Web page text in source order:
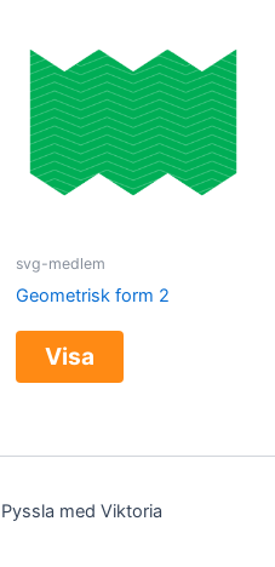
svg-medlem
Geometrisk form 2
Visa
med Viktoria